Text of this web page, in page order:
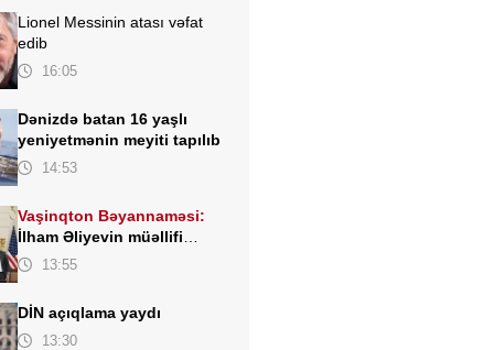
Lionel Messinin atası vəfat
edib
16:05
Dənizdə batan 16 yaşlı
yeniyetmənin meyiti tapılıb
14:53
Vaşinqton Bəyannaməsi:
İlham Əliyevin müəllifi
olduğu sülh gündəliyinin
13:55
DİN açıqlama yaydı
13:30